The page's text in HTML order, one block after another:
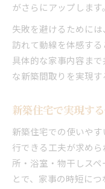
がさらにアップします。
失敗を避けるために
訪れて動線を体感す
具体的な家事内容ま
な新築間取りを実現す
新築住宅で実現す
新築住宅での使いや
行できる工夫が求め
所・浴室・物干しス
とで、家事の時短につ